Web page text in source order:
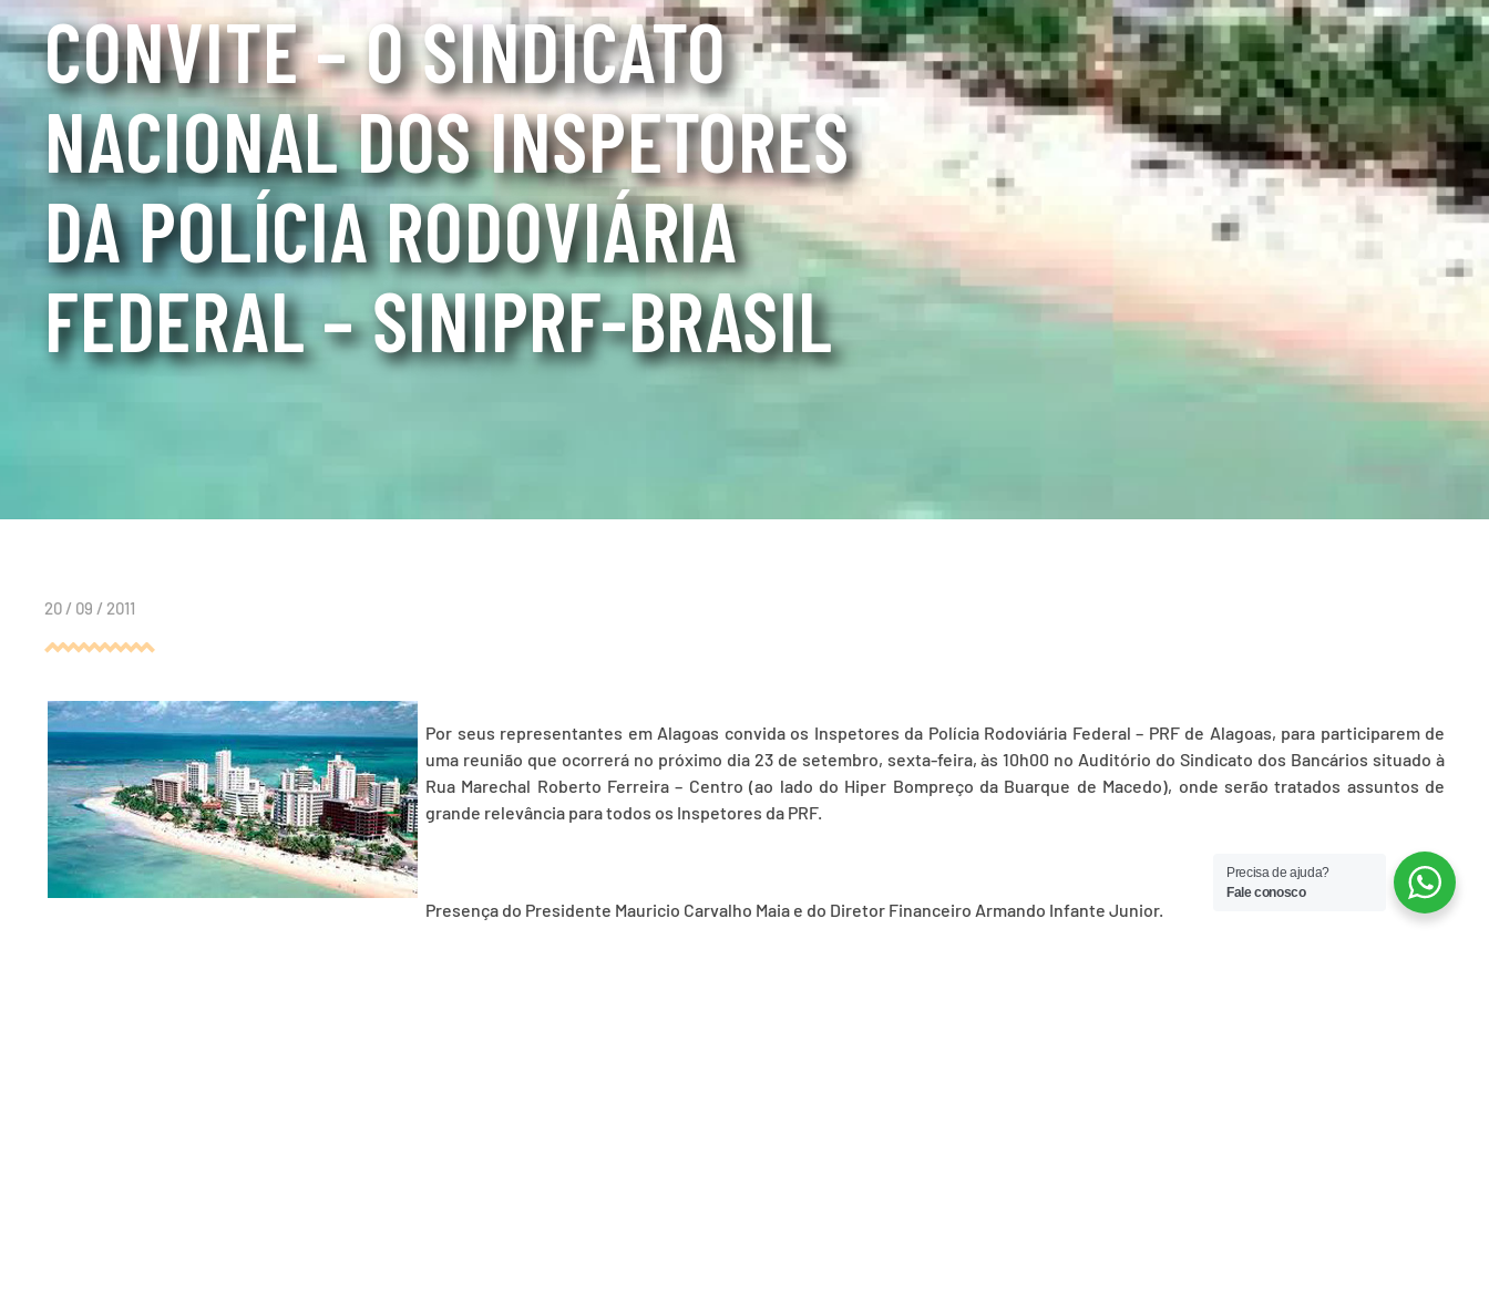
CONVITE – O SINDICATO
NACIONAL DOS INSPETORES
DA POLÍCIA RODOVIÁRIA
FEDERAL – SINIPRF-BRASIL
20 / 09 / 2011
Por seus representantes em Alagoas convida os Inspetores da Polícia Rodoviária Federal – PRF de Alagoas, para participarem de
uma reunião que ocorrerá no próximo dia 23 de setembro, sexta-feira, às 10h00 no Auditório do Sindicato dos Bancários situado à
Rua Marechal Roberto Ferreira – Centro (ao lado do Hiper Bompreço da Buarque de Macedo), onde serão tratados assuntos de
grande relevância para todos os Inspetores da PRF.
Presença do Presidente Mauricio Carvalho Maia e do Diretor Financeiro Armando Infante Junior.
Precisa de ajuda?
Fale conosco